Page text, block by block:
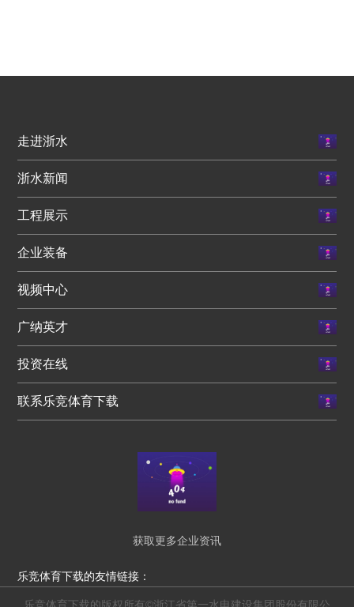
走进浙水
浙水新闻
工程展示
企业装备
视频中心
广纳英才
投资在线
联系乐竞体育下载
获取更多企业资讯
乐竞体育下载的友情链接：